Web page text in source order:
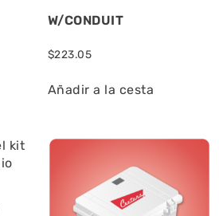
W/CONDUIT
$223.05
Añadir a la cesta